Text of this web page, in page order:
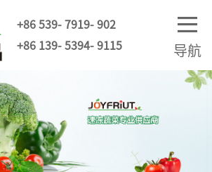
+86 539- 7919- 902
+86 139- 5394- 9115
导航